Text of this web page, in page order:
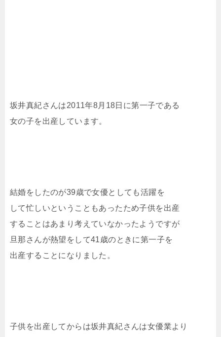
坂井真紀さんは2011年8月18日に第一子である
女の子を出産しています。
結婚をしたのが39歳で女優としても活躍を
して忙しいということもあったため子供を出産
することはあまり考えていなかったようですが
旦那さんが熱望をして41歳のときに第一子を
出産することになりました。
子供を出産してからは坂井真紀さんは女優業より